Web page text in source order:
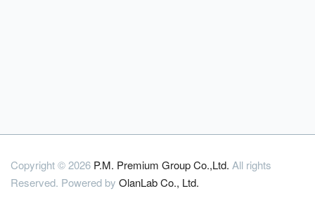
Copyright © 2026 P.M. Premium Group Co.,Ltd. All rights
Reserved. Powered by OlanLab Co., Ltd.